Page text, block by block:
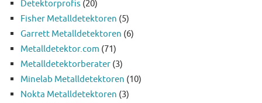
Detektorprofis (20)
Fisher Metalldetektoren (5)
Garrett Metalldetektoren (6)
Metalldetektor.com (71)
Metalldetektorberater (3)
Minelab Metalldetektoren (10)
Nokta Metalldetektoren (3)